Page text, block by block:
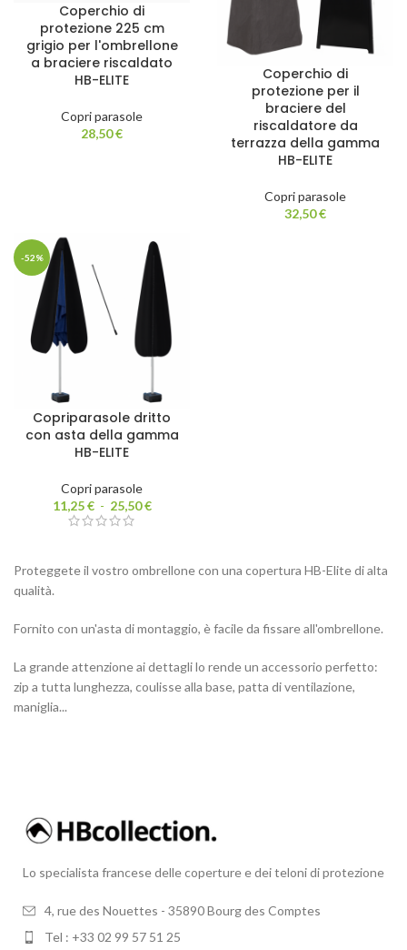
Coperchio di
protezione 225 cm
grigio per l'ombrellone
a braciere riscaldato
HB-ELITE
Copri parasole
28,50€
Coperchio di
protezione per il
braciere del
riscaldatore da
terrazza della gamma
HB-ELITE
Copri parasole
32,50€
-52%
Copriparasole dritto
con asta della gamma
HB-ELITE
Copri parasole
11,25€ - 25,50€
Proteggete il vostro ombrellone con una copertura HB-Elite di alta
qualità.
Fornito con un'asta di montaggio, è facile da fissare all'ombrellone.
La grande attenzione ai dettagli lo rende un accessorio perfetto:
zip a tutta lunghezza, coulisse alla base, patta di ventilazione,
maniglia...
Lo specialista francese delle coperture e dei teloni di protezione
4, rue des Nouettes - 35890 Bourg des Comptes
Tel : +33 02 99 57 51 25